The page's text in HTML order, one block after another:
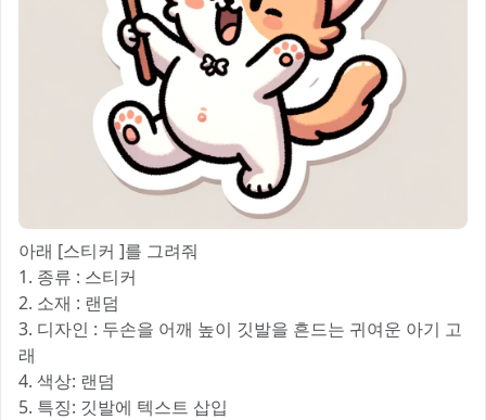
아래 [스티커 ]를 그려줘
1. 종류 : 스티커
2. 소재 : 랜덤
3. 디자인 : 두손을 어깨 높이 깃발을 흔드는 귀여운 아기 고
래
4. 색상: 랜덤
5. 특징: 깃발에 텍스트 삽입